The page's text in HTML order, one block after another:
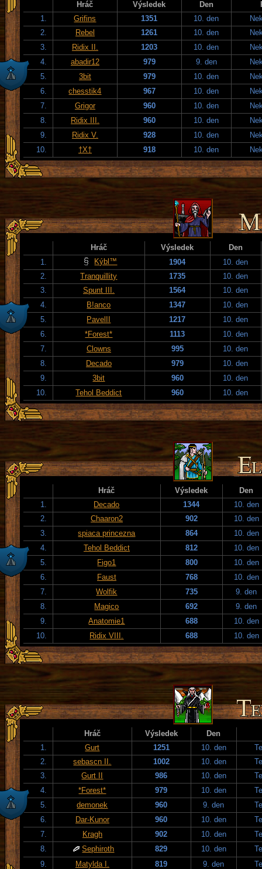
Hráč Výsledek Den
1.
Grifins 1351 10. den
2.
Rebel 1261 10. den
3.
Ridix II. 1203 10. den
4.
abadir12 979 9. den
5.
3bit 979 10. den
6.
chesstik4 967 10. den
7.
Grigor 960 10. den
8.
Ridix III. 960 10. den
9.
Ridix V. 928 10. den
10.
†X† 918 10. den
Hráč Výsledek
Den
1.
Kýbl™ 1904
10. den
2.
Tranquillity 1735
10. den
3.
Spunt III. 1564
10. den
4.
B!anco 1347
10. den
5.
PavelII 1217
10. den
6.
*Forest* 1113
10. den
7.
Clowns 995
10. den
8.
Decado 979
10. den
9.
3bit 960
10. den
10.
Tehol Beddict 960 10. den
Hráč Výsledek
Den
1.
Decado 1344
10. den
2.
Chaaron2 902
10. den
3.
spiaca princezna 864
10. den
4.
Tehol Beddict 812
10. den
5.
Figo1 800
10. den
6.
Faust 768
10. den
7.
Wolfik 735
9. den
8.
Magico 692
9. den
9.
Anatomie1 688
10. den
10.
Ridix VIII. 688 10. den
Hráč Výsledek
Den
1.
Gurt 1251 10. den
2.
sebascn II. 1002 10. den
3.
Gurt II 986 10. den
4.
*Forest* 979 10. den
5.
demonek 960 9. den
6.
Dar-Kunor 960 10. den
7.
Kragh 902 10. den
8.
Sephiroth 829 10. den
9.
Matylda I. 819 9. den